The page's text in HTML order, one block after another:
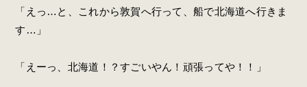
「えっ…と、これから敦賀へ行って、船で北海道へ行きま
す…」
「えーっ、北海道！？すごいやん！頑張ってや！！」